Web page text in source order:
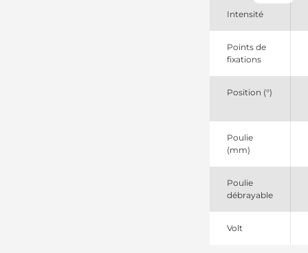
Mahle
AAK4808
Mahle
IA1420
Lucas
Perkins
Intensité
Points de
fixations
Position (°)
Poulie
(mm)
Poulie
débrayable
Volt